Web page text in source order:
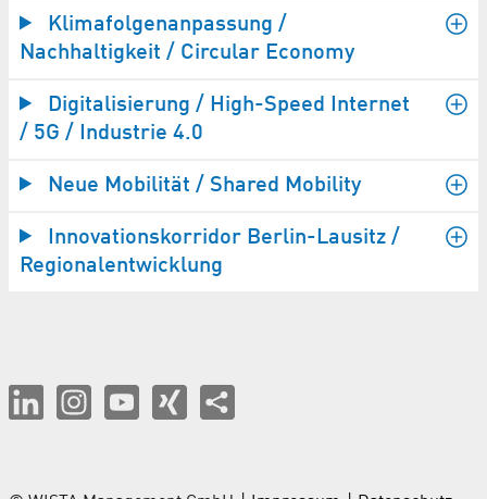
Klimafolgenanpassung /
Nachhaltigkeit / Circular Economy
Digitalisierung / High-Speed Internet
/ 5G / Industrie 4.0
Neue Mobilität / Shared Mobility
Innovationskorridor Berlin-Lausitz /
Regionalentwicklung